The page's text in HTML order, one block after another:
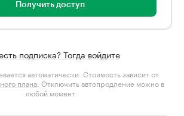
Получить доступ
подписка? Тогда войдите
автоматически. Стоимость зависит от
плана . Отключить автопродление можно в
любой момент